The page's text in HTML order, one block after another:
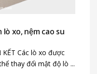
lò xo, nệm cao su
KẾT Các lò xo được
thay đổi mật độ lò ...